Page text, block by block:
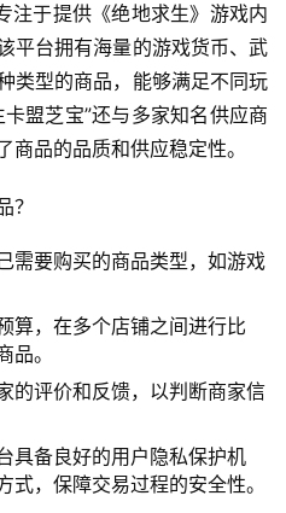
注于提供《绝地求生》游戏内
平台拥有海量的游戏货币、武
类型的商品，能够满足不同玩
盟芝宝”还与多家知名供应商
品的品质和供应稳定性。
？
需要购买的商品类型，如游戏
算，在多个店铺之间进行比
。
的评价和反馈，以判断商家信
具备良好的用户隐私保护机
式，保障交易过程的安全性。